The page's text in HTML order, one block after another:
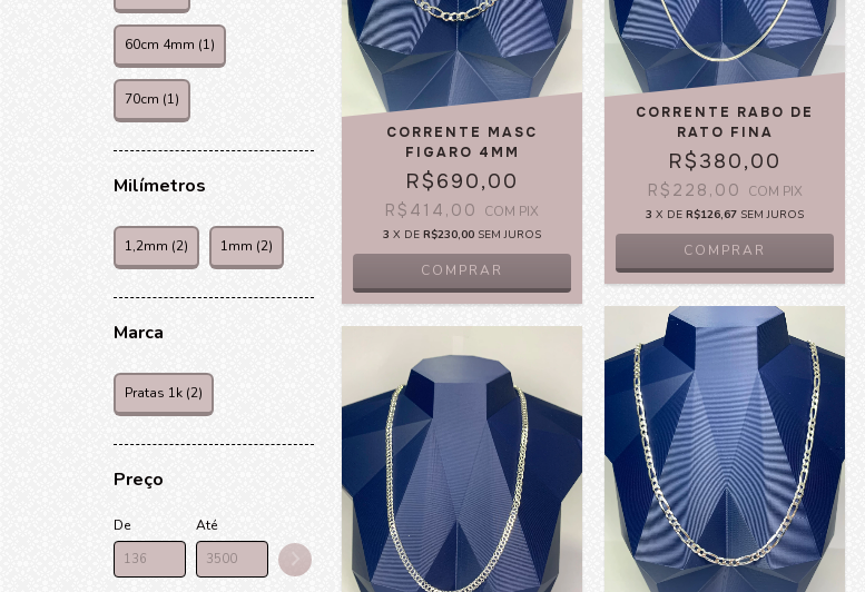
60cm 4mm (1)
70cm (1)
Milímetros
1,2mm (2) 1mm (2)
Marca
Pratas 1k (2)
Preço
De Até
CORRENTE MASC
FIGARO 4MM
R$690,00
R$414,00 COM PIX
3 X DER$230,00 SEM JUROS
COMPRAR
CORRENTE RABO DE
RATO FINA
R$380,00
R$228,00 COM PIX
3 X DER$126,67 SEM JUROS
COMPRAR